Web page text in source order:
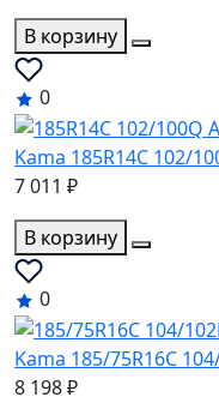
В корзину
0
Kama 185R14C 102/
7 011 ₽
В корзину
0
Kama 185/75R16C
8 198 ₽